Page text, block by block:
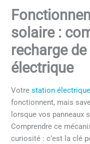
solaire :
recharge
électrique
Votrestation
fonctionnent, mais
lorsque vos panneaux
Comprendre ce
curiosité : c’est la clé